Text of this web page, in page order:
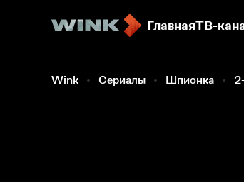
ГлавнаяТВ-
Wink Сериалы Шпионка